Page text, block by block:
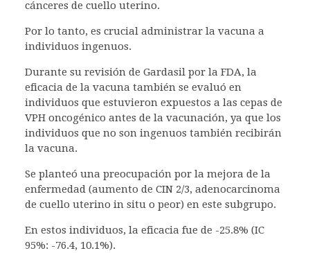
cánceres de cuello uterino.
Por lo tanto, es crucial administrar la vacuna a
individuos ingenuos.
Durante su revisión de Gardasil por la FDA, la
eficacia de la vacuna también se evaluó en
individuos que estuvieron expuestos a las cepas de
VPH oncogénico antes de la vacunación, ya que los
individuos que no son ingenuos también recibirán
la vacuna.
Se planteó una preocupación por la mejora de la
enfermedad (aumento de CIN 2/3, adenocarcinoma
de cuello uterino in situ o peor) en este subgrupo.
En estos individuos, la eficacia fue de -25.8% (IC
95%: -76.4, 10.1%).